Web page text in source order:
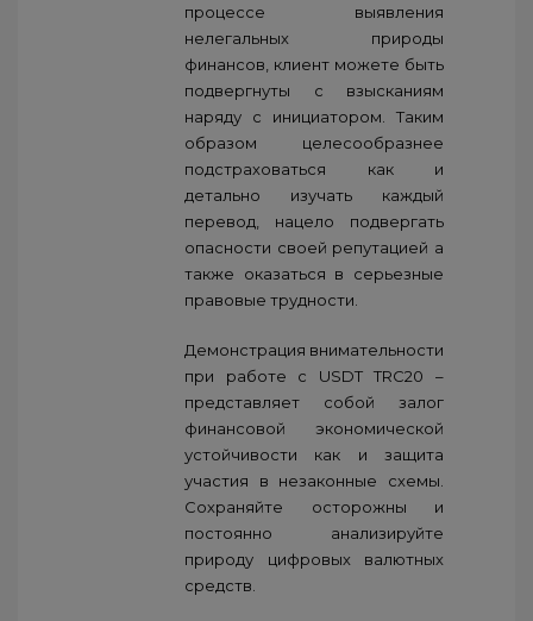
процессе выявления
нелегальных природы
финансов, клиент можете быть
подвергнуты с взысканиям
наряду с инициатором. Таким
образом целесообразнее
подстраховаться как и
детально изучать каждый
перевод, нацело подвергать
опасности своей репутацией а
также оказаться в серьезные
правовые трудности.
Демонстрация внимательности
при работе с USDT TRC20 –
представляет собой залог
финансовой экономической
устойчивости как и защита
участия в незаконные схемы.
Сохраняйте осторожны и
постоянно анализируйте
природу цифровых валютных
средств.